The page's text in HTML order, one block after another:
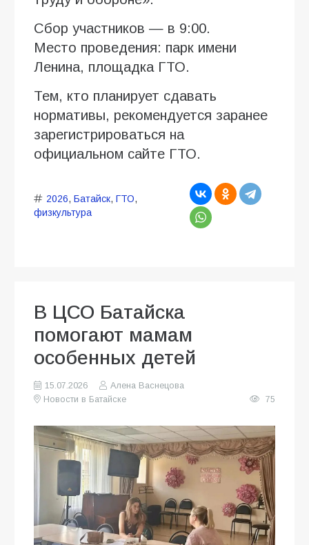
Сбор участников — в 9:00.
Место проведения: парк имени
Ленина, площадка ГТО.
Тем, кто планирует сдавать
нормативы, рекомендуется заранее
зарегистрироваться на
официальном сайте ГТО.
2026, Батайск, ГТО,
физкультура
В ЦСО Батайска
помогают мамам
особенных детей
15.07.2026
Алена Васнецова
Новости в Батайске
75